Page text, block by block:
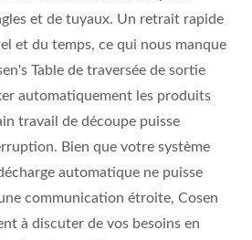
et de tuyaux. Un retrait rapide
et du temps, ce qui nous manque
Table de traversée de sortie
automatiquement les produits
travail de découpe puisse
Bien que votre système
automatique ne puisse
communication étroite, Cosen
à discuter de vos besoins en